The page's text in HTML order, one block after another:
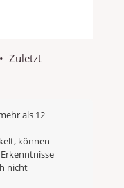
• Zuletzt
als 12
können
nicht